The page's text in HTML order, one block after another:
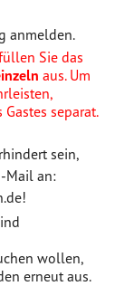
anmelden.
Sie das
aus. Um
separat.
sein,
Mail an:
wollen,
erneut aus.